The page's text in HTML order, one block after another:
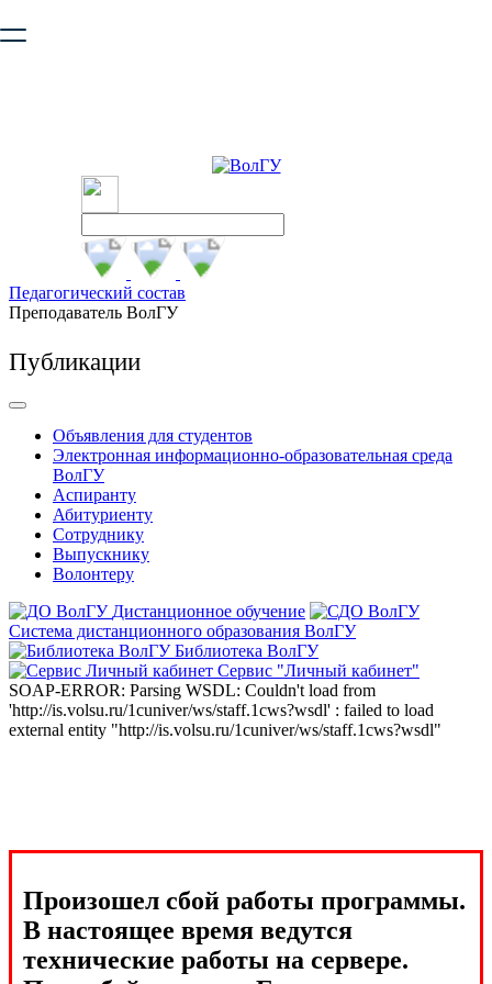
безопасную работу с сайтом. Пожалуйста
Педагогический состав
Преподаватель ВолГУ
Публикации
Объявления для студентов
Электронная информационно-образовательная среда
ВолГУ
Аспиранту
Абитуриенту
Сотруднику
Выпускнику
Волонтеру
Дистанционное обучение
Система дистанционного образования ВолГУ
Библиотека ВолГУ
Сервис "Личный кабинет"
SOAP-ERROR: Parsing WSDL: Couldn't load from
'http://is.volsu.ru/1cuniver/ws/staff.1cws?wsdl' : failed to load
external entity "http://is.volsu.ru/1cuniver/ws/staff.1cws?wsdl"
Произошел сбой работы программы.
В настоящее время ведутся
технические работы на сервере.